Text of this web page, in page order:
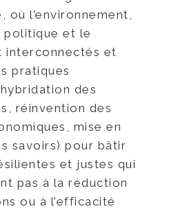
où l’environnement,
politique et le
interconnectés et
pratiques
des
réinvention des
mise en
savoirs) pour bâtir
et justes qui
pas à la réduction
ou à l’efficacité